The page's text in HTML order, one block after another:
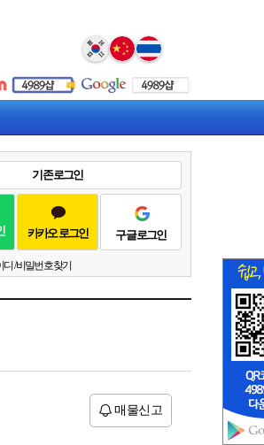
기존 로그인
카카오 로그인 구글 로그인
디 / 비밀번호 찾기
매물신고